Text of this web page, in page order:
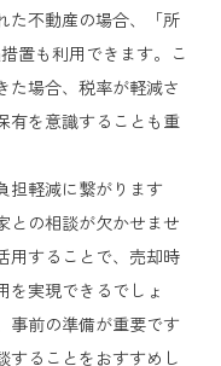
た不動産の場合、「所
置も利用できます。こ
た場合、税率が軽減さ
有を意識することも重
担軽減に繋がります
との相談が欠かせませ
用することで、売却時
を実現できるでしょ
事前の準備が重要です
することをおすすめし